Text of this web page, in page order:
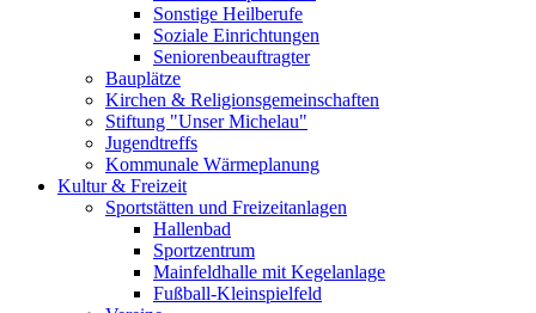
Sonstige Heilberufe
Soziale Einrichtungen
Seniorenbeauftragter
Bauplätze
Kirchen & Religionsgemeinschaften
Stiftung "Unser Michelau"
Jugendtreffs
Kommunale Wärmeplanung
Kultur & Freizeit
Sportstätten und Freizeitanlagen
Hallenbad
Sportzentrum
Mainfeldhalle mit Kegelanlage
Fußball-Kleinspielfeld